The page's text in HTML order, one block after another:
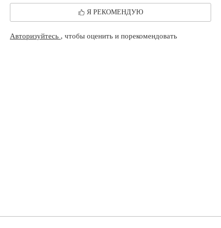
Я РЕКОМЕНДУЮ
Авторизуйтесь , чтобы оценить и порекомендовать